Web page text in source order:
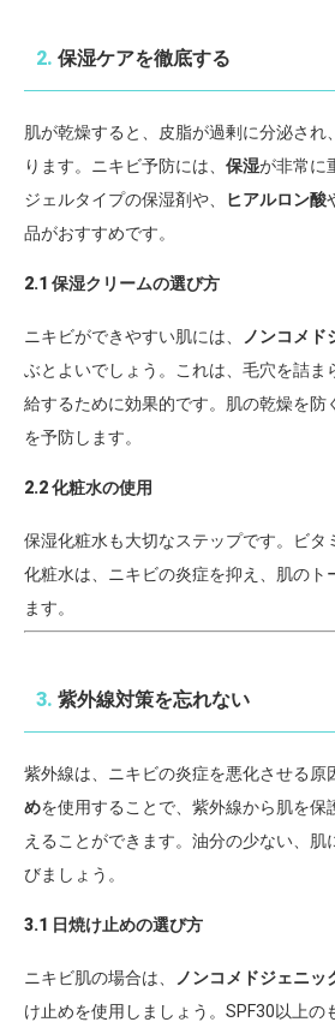
2. 保湿ケアを徹底する
肌が乾燥すると、皮脂が過剰に分泌され
ります。ニキビ予防には、 保湿が非常に
ジェルタイプの保湿剤や、
ヒアルロン酸
品がおすすめです。
2.1 保湿クリームの選び方
ニキビができやすい肌には、 ノンコメド
ぶとよいでしょう。これは、毛穴を詰ま
給するために効果的です。肌の乾燥を防
を予防します。
2.2 化粧水の使用
保湿化粧水も大切なステップです。ビタ
化粧水は、ニキビの炎症を抑え、肌のト
ます。
3. 紫外線対策を忘れない
紫外線は、ニキビの炎症を悪化させる原
めを使用することで、紫外線から肌を保
えることができます。油分の少ない、肌
びましょう。
3.1 日焼け止めの選び方
ニキビ肌の場合は、 ノンコメドジェニッ
け止めを使用しましょう。SPF30以上の